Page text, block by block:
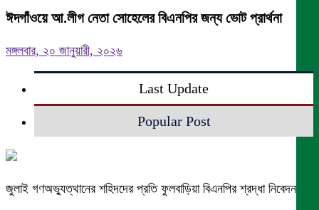
ঈদগাঁওয়ে আ.লীগ নেতা সোহেলের বিএনপির জন্য ভোট প্রার্থনা
মঙ্গলবার, ২০ জানুয়ারী, ২০২৬
Last Update
Popular Post
জুলাই গণঅভ্যুত্থানের শহিদদের প্রতি ফুলবাড়িয়া বিএনপির শ্রদ্ধা নিবেদন